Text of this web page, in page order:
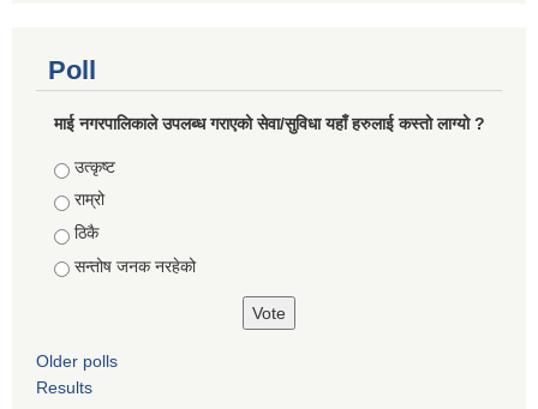
Poll
माई नगरपालिकाले उपलब्ध गराएको सेवा/सुविधा यहाँ हरुलाई कस्तो लाग्यो ?
Choices
उत्कृष्ट
राम्रो
ठिकै
सन्तोष जनक नरहेको
Older polls
Results